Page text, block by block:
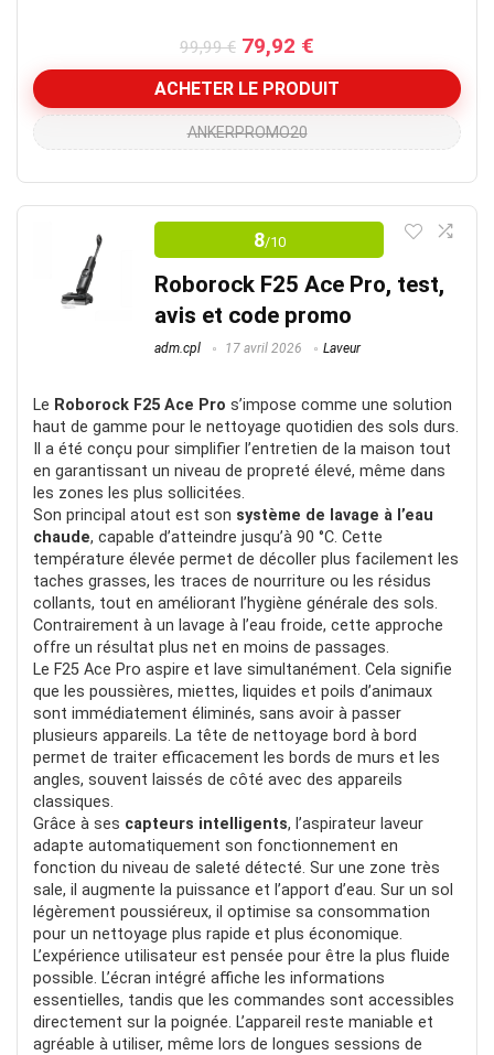
99,99€ Le
prix
initial
était :
99,99 €.
79,92 €
prix
actuel
est :
ACHETER LE PRODUIT
ANKERPROMO20
Meilleur produit de sa catégorie en
On peut difficilement trouver mieux
Double câble USB toujours présent
Cable rétractable long
Ecran
Sécurité
CONTRE:
Prix encore un peu cher
8/10
Roborock F25 Ace Pro, test,
avis et code promo
adm.cpl 17 avril 2026 Laveur
Le Roborock F25 Ace Pro s’impose comme une solution
haut de gamme pour le nettoyage quotidien des sols durs.
Il a été conçu pour simplifier l’entretien de la maison tout
en garantissant un niveau de propreté élevé, même dans
les zones les plus sollicitées.
Son principal atout est son système de lavage à l’eau
chaude, capable d’atteindre jusqu’à 90 °C. Cette
température élevée permet de décoller plus facilement les
taches grasses, les traces de nourriture ou les résidus
collants, tout en améliorant l’hygiène générale des sols.
Contrairement à un lavage à l’eau froide, cette approche
offre un résultat plus net en moins de passages.
Le F25 Ace Pro aspire et lave simultanément. Cela signifie
que les poussières, miettes, liquides et poils d’animaux
sont immédiatement éliminés, sans avoir à passer
plusieurs appareils. La tête de nettoyage bord à bord
permet de traiter efficacement les bords de murs et les
angles, souvent laissés de côté avec des appareils
classiques.
Grâce à ses capteurs intelligents, l’aspirateur laveur
adapte automatiquement son fonctionnement en
fonction du niveau de saleté détecté. Sur une zone très
sale, il augmente la puissance et l’apport d’eau. Sur un sol
légèrement poussiéreux, il optimise sa consommation
pour un nettoyage plus rapide et plus économique.
L’expérience utilisateur est pensée pour être la plus fluide
possible. L’écran intégré affiche les informations
essentielles, tandis que les commandes sont accessibles
directement sur la poignée. L’appareil reste maniable et
agréable à utiliser, même lors de longues sessions de